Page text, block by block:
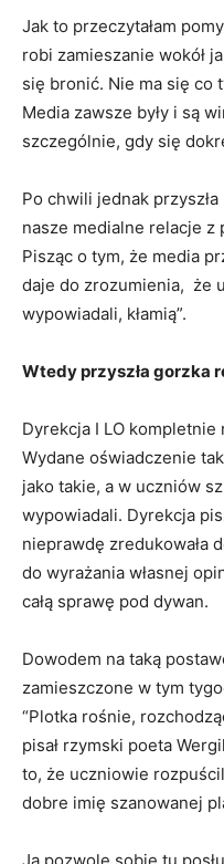
Jak to przeczytałam
robi zamieszanie wokół
się bronić. Nie ma się co
Media zawsze były i są
szczególnie, gdy się
Po chwili jednak
nasze medialne relacje z
Pisząc o tym, że media
daje do zrozumienia, że
wypowiadali, kłamią”.
Wtedy przyszła gorzka
Dyrekcja I LO
Wydane oświadczenie
jako takie, a w uczniów
wypowiadali. Dyrekcja
nieprawdę zredukowała
do wyrażania własnej
całą sprawę pod dywan.
Dowodem na taką
zamieszczone w tym
“Plotka rośnie,
pisał rzymski poeta
to, że uczniowie
dobre imię szanowanej